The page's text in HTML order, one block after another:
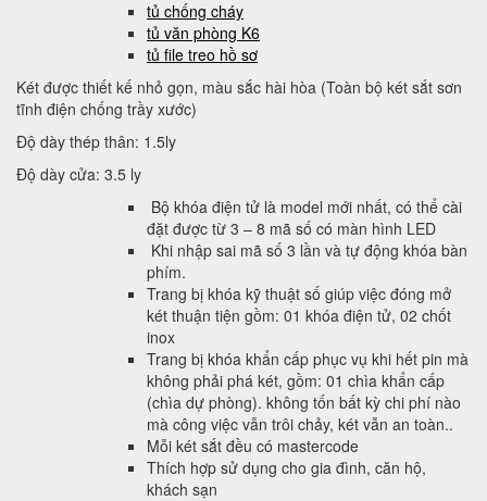
tủ chống cháy
tủ văn phòng K6
tủ file treo hồ sơ
Két được thiết kế nhỏ gọn, màu sắc hài hòa (Toàn bộ két sắt sơn
tĩnh điện chống trầy xước)
Độ dày thép thân: 1.5ly
Độ dày cửa: 3.5 ly
Bộ khóa điện tử là model mới nhất, có thể cài
đặt được từ 3 – 8 mã số có màn hình LED
Khi nhập sai mã số 3 lần và tự động khóa bàn
phím.
Trang bị khóa kỹ thuật số giúp việc đóng mở
két thuận tiện gồm: 01 khóa điện tử, 02 chốt
inox
Trang bị khóa khẩn cấp phục vụ khi hết pin mà
không phải phá két, gồm: 01 chìa khẩn cấp
(chìa dự phòng). không tốn bất kỳ chi phí nào
mà công việc vẫn trôi chảy, két vẫn an toàn..
Mỗi két sắt đều có mastercode
Thích hợp sử dụng cho gia đình, căn hộ,
khách sạn